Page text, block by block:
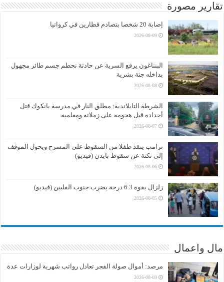
تقارير مصورة
إصابة 20 شخصا بتصادم قطارين في كرواتيا
2026-08-09
البنتاغون يرفع السرية عن حادثة تحطم جسم طائر مجهول
بداخله جثة بشرية
2026-08-08
الشرطة التايلاندية: مطلق النار في مدرسة بانكوك قتل
أجداده قبل هجومه على زملائه ومعلميه
2026-08-07
ترامب ينقذ طفلا من السقوط على المسرح ويحول الموقف
إلى نكتة عن سقوط بايدن (فيديو)
2026-08-06
زلزال بقوة 6.3 درجة يضرب جنوب الفلبين (فيديو)
2026-08-05
مال واعمال
مرصد: أموال صولة الفجر تعادل رواتب شهرية لوزارات عدة
2026-08-09